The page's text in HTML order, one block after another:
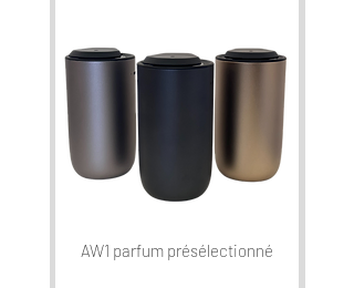
AW1 parfum présélectionné